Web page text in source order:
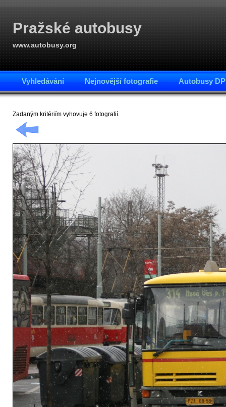
Pražské autobusy
www.autobusy.org
Vyhledávání Nejnovější fotografie Autobusy
Zadaným kritériím vyhovuje 6 fotografií.